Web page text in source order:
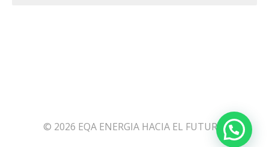
© 2026 EQA ENERGIA HACIA EL FUTURO.